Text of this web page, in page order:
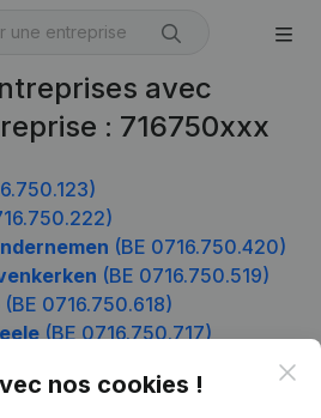
avec
: 716750xxx
(BE 0716.750.420)
(BE 0716.750.519)
(BE 0716.750.618)
(BE 0716.750.717)
nos cookies !